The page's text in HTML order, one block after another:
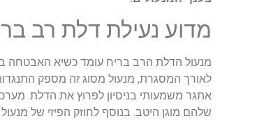
מדוע נעילת דלת רב
מנעול הדלת הרב בריח עומד כשיא האבטחה
לאורך המסגרת, מנעול מסוג זה מספק
אתגר משמעותי בניסיון לפרוץ את הדלת.
שלהם מוגן היטב. בנוסף לחוזק הפיזי של